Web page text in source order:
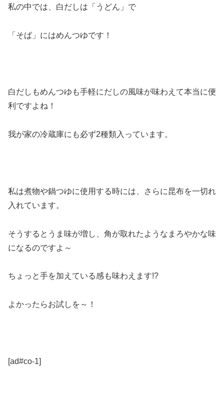
私の中では、白だしは「うどん」で
「そば」にはめんつゆです！
白だしもめんつゆも手軽にだしの風味が味わえて本当に便
利ですよね！
我が家の冷蔵庫にも必ず2種類入っています。
私は煮物や鍋つゆに使用する時には、さらに昆布を一切れ
入れています。
そうするとうま味が増し、角が取れたようなまろやかな味
になるのですよ～
ちょっと手を加えている感も味わえます!?
よかったらお試しを～！
[ad#co-1]